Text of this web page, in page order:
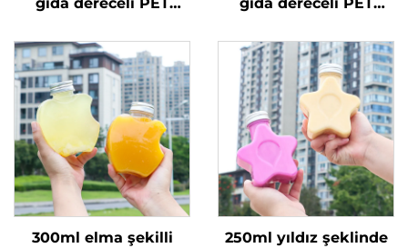
plastik ambalaj şişesi
meyve suyu ve
içecekler için sıcak
satılan
plastik ambalaj şişesi
meyve suyu ve süt
çayı için
300ml elma şekilli
250ml yıldız şeklinde